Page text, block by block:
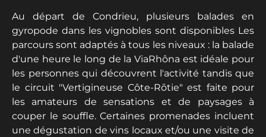
Au départ de Condrieu, plusieurs balades en
gyropode dans les vignobles sont disponibles Les
parcours sont adaptés à tous les niveaux : la balade
d'une heure le long de la ViaRhôna est idéale pour
les personnes qui découvrent l'activité tandis que
le circuit "Vertigineuse Côte-Rôtie" est faite pour
les amateurs de sensations et de paysages à
couper le souffle. Certaines promenades incluent
une dégustation de vins locaux et/ou une visite de